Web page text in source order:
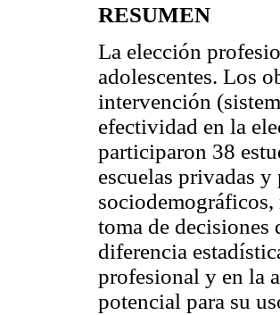
RESUMEN
La elección
adolescentes. Los
intervención
efectividad en la
participaron 38
escuelas privadas
toma de decisiones
diferencia
profesional y en la
potencial para su